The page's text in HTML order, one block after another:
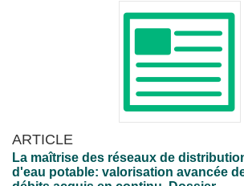
ARTICLE
La maîtrise des réseaux de
d'eau potable: valorisation avancée